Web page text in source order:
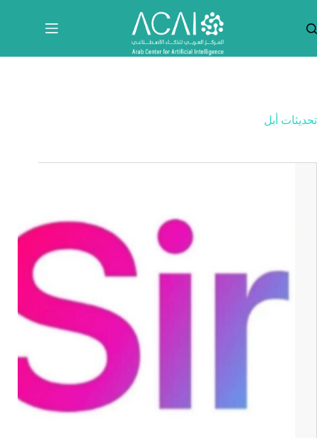
المحتوى
تحديثات أبل